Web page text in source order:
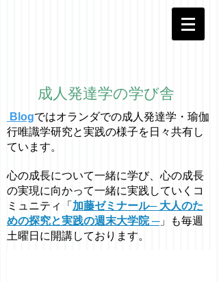
成人発達学の学び舎
Blogではオラ ンダでの成人発達学・ 瑜伽
行唯識学研究と実践の様子を日々共有し
ています。
心の成長について一緒に学び、心の成長
の実現に向かって一緒に実践していくコ
ミュニティ「 加藤ゼミナール─ 大人のた
めの探究と実践の週末大学院 ─」も毎週
土曜日に開講しております。